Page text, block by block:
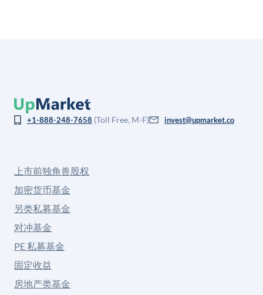
+1-888-248-7658 (Toll Free, M-F) invest@upmarket.co
上市前独角兽股权
加密货币基金
另类私募基金
对冲基金
PE 私募基金
固定收益
房地产类基金